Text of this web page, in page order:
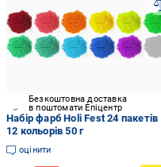
Безкоштовна доставка
в поштомати Епіцентр
Набір фарб Holi Fest 24 пакетів
12 кольорів 50 г
оцінити